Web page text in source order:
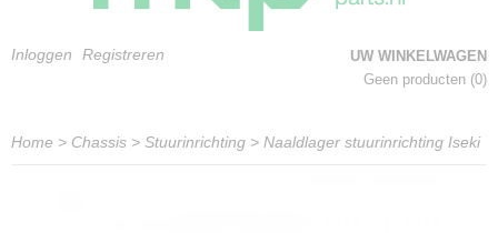
Inloggen Registreren
UW WINKELWAGEN
Geen producten (0)
Home > Chassis > Stuurinrichting > Naaldlager stuurinrichting Iseki